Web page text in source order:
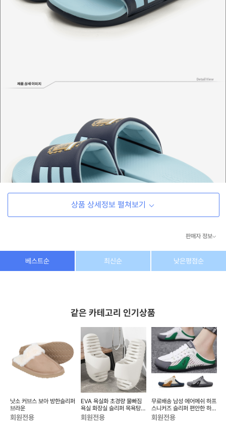
상품 상세정보 펼쳐보기
판매자 정보
상호/대표자 (주) 동이커머스
dongeecom@naver.com
소재지 경기도 고양시 덕양구 꽃마을로64, 1235호
베스트순 최신순 낮은평점순
같은 카테고리 인기상품
낫소 커브스 보아 방한슬리퍼
브라운
회원전용
EVA 욕실화 초경량 물빠짐
욕실 화장실 슬리퍼 목욕탕
샤워 생활 용품 물놀이...
회원전용
무료배송 남성 에어메쉬 하프
스니커즈 슬리퍼 편안한 하프
운동화 실내화 거실...
회원전용